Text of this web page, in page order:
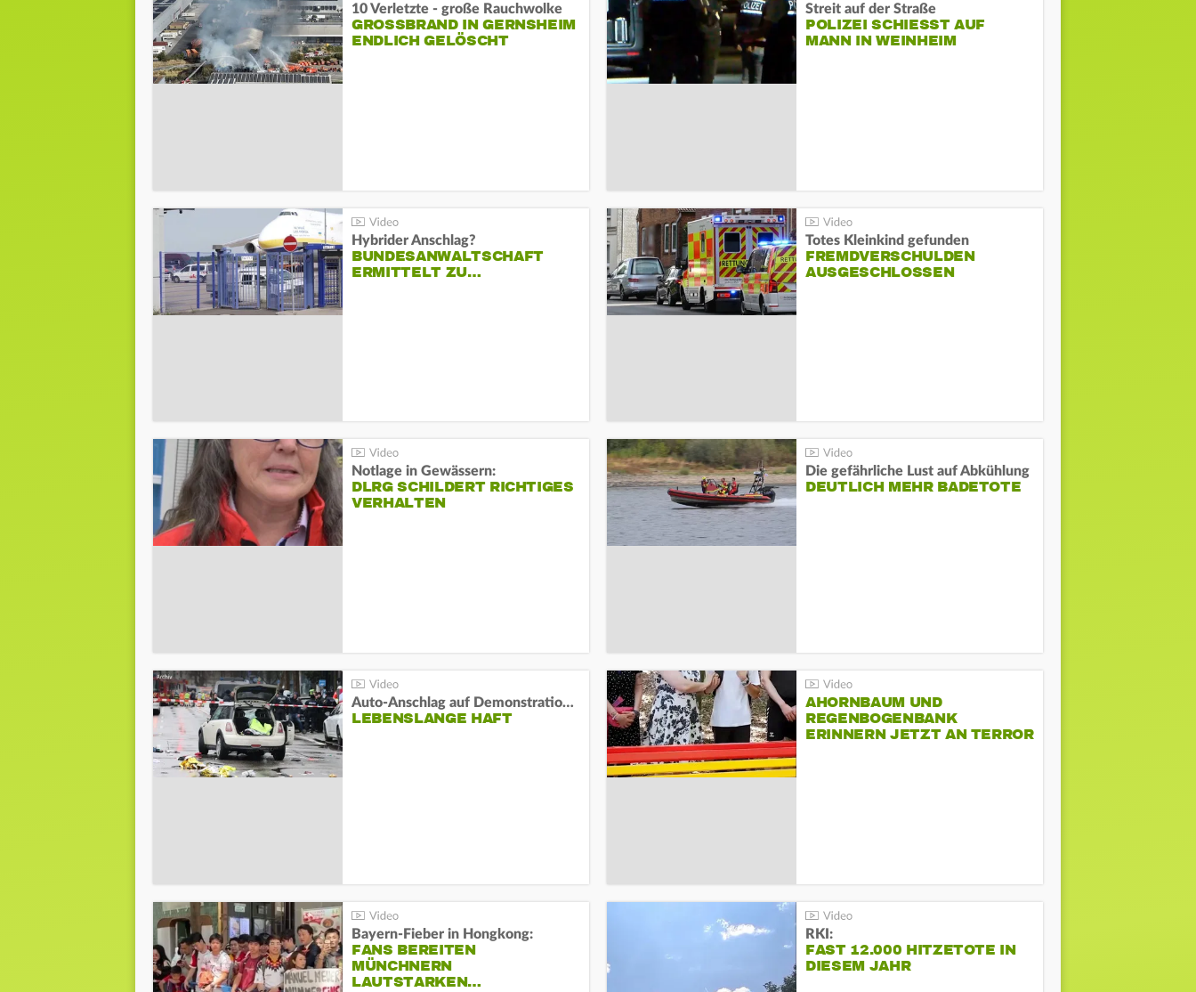
10 Verletzte - große Rauchwolke
GROSSBRAND IN GERNSHEIM E
NDLICH GELÖSCHT
Streit auf der Straße
POLIZEI SCHIESST AUF M
ANN IN WEINHEIM
Hybrider Anschlag?
BUNDESANWALTSCHAFT
ERMITTELT ZU…
Totes Kleinkind gefunden
FREMDVERSCHULDEN
AUSGESCHLOSSEN
Notlage in Gewässern:
DLRG SCHILDERT RICHTIGES
VERHALTEN
Die gefährliche Lust auf Abkühlung
DEUTLICH MEHR BADETOTE
Auto-Anschlag auf Demonstration in München:
LEBENSLANGE HAFT
AHORNBAUM UND
REGENBOGENBANK
ERINNERN JETZT AN TERROR
Bayern-Fieber in Hongkong:
FANS BEREITEN
MÜNCHNERN
LAUTSTARKEN…
RKI:
FAST 12.000 HITZETOTE IN
DIESEM JAHR